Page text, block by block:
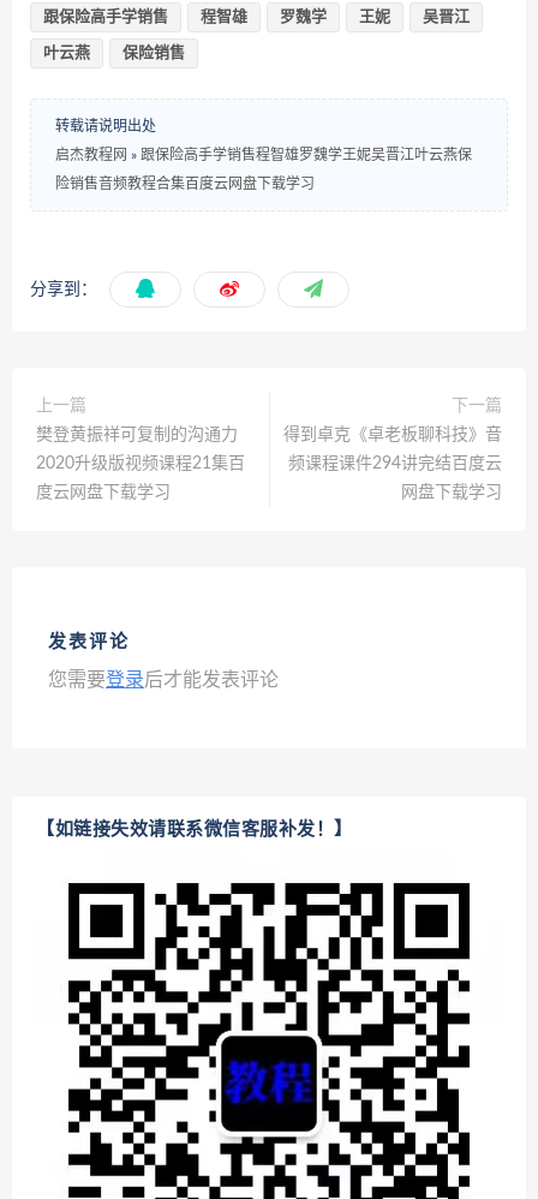
跟保险高手学销售 程智雄 罗魏学 王妮 吴晋江
叶云燕 保险销售
转载请说明出处
启杰教程网 » 跟保险高手学销售程智雄罗魏学王妮吴晋江叶云燕保
险销售音频教程合集百度云网盘下载学习
分享到：
上一篇
樊登黄振祥可复制的沟通力
2020升级版视频课程21集百
度云网盘下载学习
下一篇
得到卓克《卓老板聊科技》音
频课程课件294讲完结百度云
网盘下载学习
发表评论
您需要登录后才能发表评论
【如链接失效请联系微信客服补发！】